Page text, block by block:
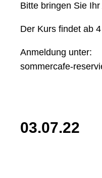
Bitte bringen Sie
Der Kurs findet ab
Anmeldung unter:
sommercafe-
(mit